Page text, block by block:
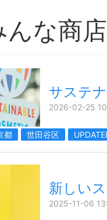
んな商
サステ
2026-02-25
都 世田谷区
新しい
2025-11-06